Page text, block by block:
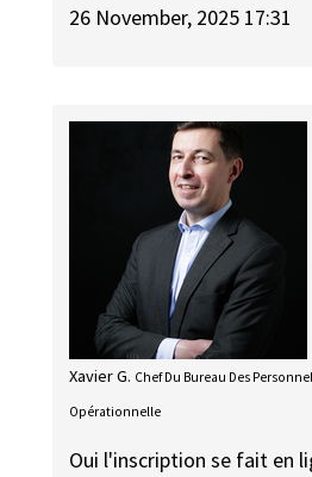
26 November, 2025 17:31
Xavier G. Chef Du Bureau Des
Opérationnelle
Oui l'inscription se fait en